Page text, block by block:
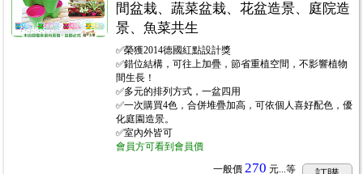
間盆栽、蔬菜盆栽、花盆造景、庭院造
景、魚菜共生
✅榮獲2014德國紅點設計獎
✅錯位結構，可往上加疊，節省重植空間，不影響植物
間生長！
✅多元的排列方式，一盆四用
✅一次購買4色，合併堆疊加高，可依個人喜好配色，優
化庭園造景。
✅室內外皆可
會員方可看到會員價
一般價 270 元...等